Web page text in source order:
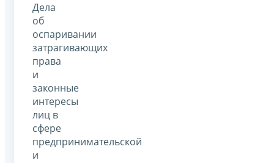
Дела
об
оспаривании
затрагивающих
права
и
законные
интересы
лиц в
сфере
предпринимательской
и